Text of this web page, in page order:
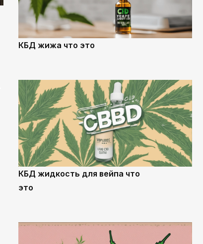
КБД жижа что это
КБД жидкость для вейпа что
это